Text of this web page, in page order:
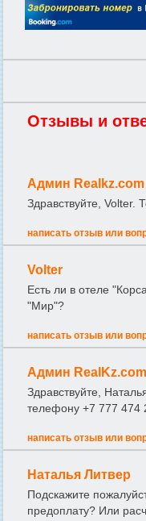
Отзывы и
Админ Realkz.com
Здравствуйте, Volter.
написать отзыв или
Volter
Есть ли в отеле
"Мир"?
написать отзыв или
Админ RealKz.com
Здравствуйте,
телефону +7 777 474
написать отзыв или
Наталья Литвер
Подскажите
предоплату? Или